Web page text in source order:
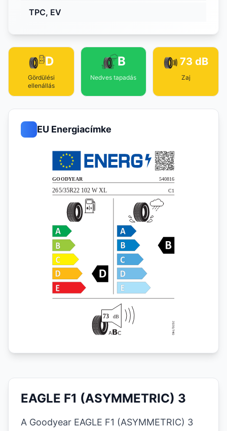
TPC, EV
D
Gördülési
ellenállás
B
Nedves tapadás
73 dB
Zaj
EU Energiacímke
EAGLE F1 (ASYMMETRIC) 3
A Goodyear EAGLE F1 (ASYMMETRIC) 3